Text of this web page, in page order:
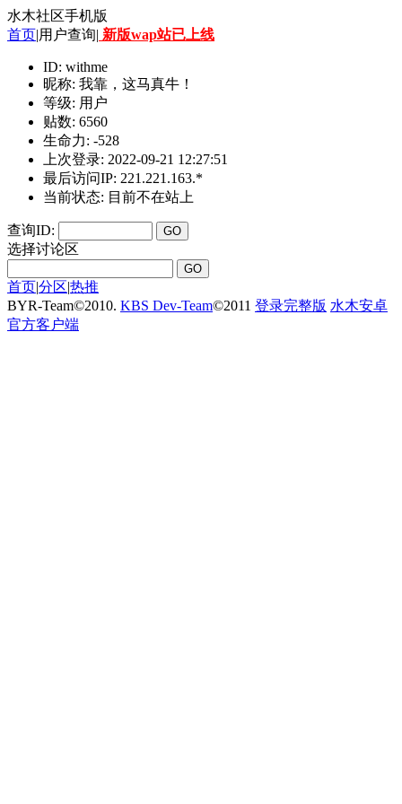
水木社区手机版
首页|用户查询| 新版wap站已上线
ID: withme
昵称: 我靠，这马真牛！
等级: 用户
贴数: 6560
生命力: -528
上次登录: 2022-09-21 12:27:51
最后访问IP: 221.221.163.*
当前状态: 目前不在站上
查询ID:
选择讨论区
首页|分区|热推
BYR-Team©2010. KBS Dev-Team©2011 登录完整版 水木安卓
官方客户端